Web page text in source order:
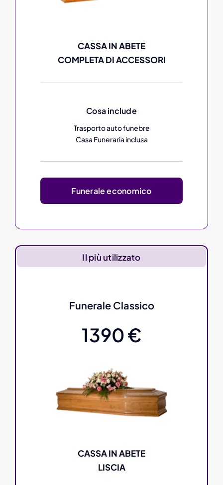
CASSA IN ABETE
COMPLETA DI ACCESSORI
Cosa include
Trasporto auto funebre
Casa Funeraria inclusa
Funerale economico
Il più utilizzato
Funerale Classico
1390 €
CASSA IN ABETE
LISCIA